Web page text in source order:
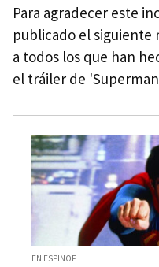
Para agradecer este
publicado el siguiente
a todos los que han
el tráiler de
EN ESPINOF